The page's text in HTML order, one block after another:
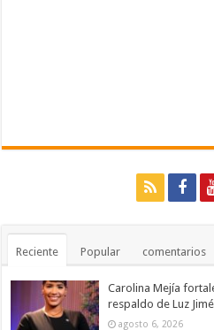
Reciente Popular comentarios
Carolina Mejía
respaldo de Luz
agosto 6, 2026